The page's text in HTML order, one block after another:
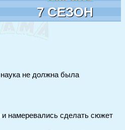
7 СЕЗОН
не должна была
намеревались сделать сюжет